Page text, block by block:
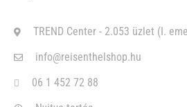
TREND Center - 2.053 üzlet (I.
info@reisenthelshop.hu
06 1 452 72 88